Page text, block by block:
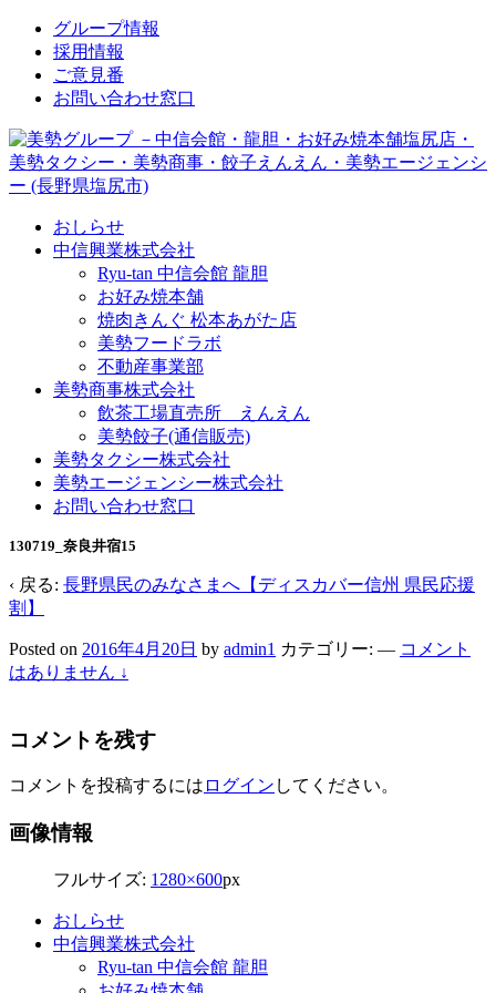
ン
テ
ン
グループ情報
採用情報
ご意見番
お問い合わせ窓口
おしらせ
中信興業株式会社
Ryu-tan 中信会館 龍胆
お好み焼本舗
焼肉きんぐ 松本あがた店
美勢フードラボ
不動産事業部
美勢商事株式会社
飲茶工場直売所 えんえん
美勢餃子(通信販売)
美勢タクシー株式会社
美勢エージェンシー株式会社
お問い合わせ窓口
130719_奈良井宿15
‹ 戻る: 長野県民のみなさまへ【ディスカバー信州 県民応援
割】
Posted on 2016年4月20日 by admin1 カテゴリー: — コメント
はありません ↓
コメントを残す
コメントを投稿するには ログイン してください。
画像情報
フルサイズ: 1280×600px
おしらせ
中信興業株式会社
Ryu-tan 中信会館 龍胆